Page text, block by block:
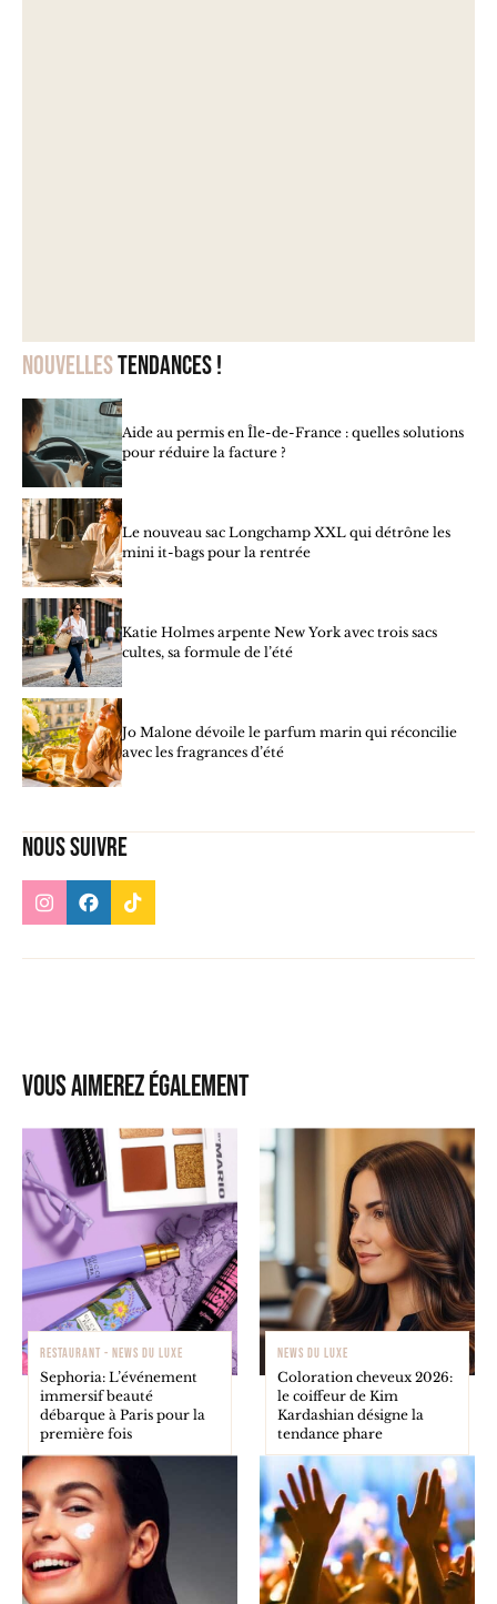
Nouvellestendances !
Aide au permis en Île-de-France : quelles solutions
pour réduire la facture ?
Le nouveau sac Longchamp XXL qui détrône les
mini it-bags pour la rentrée
Katie Holmes arpente New York avec trois sacs
cultes, sa formule de l’été
Jo Malone dévoile le parfum marin qui réconcilie
avec les fragrances d’été
Nous suivre
Vous aimerez également
RESTAURANT - NEWS DU LUXE
Sephoria: L’événement
immersif beauté
débarque à Paris pour la
première fois
NEWS DU LUXE
Coloration cheveux 2026:
le coiffeur de Kim
Kardashian désigne la
tendance phare